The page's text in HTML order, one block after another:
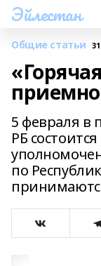
Эйлестан
Общие статьи
5 февраля в
РБ
по